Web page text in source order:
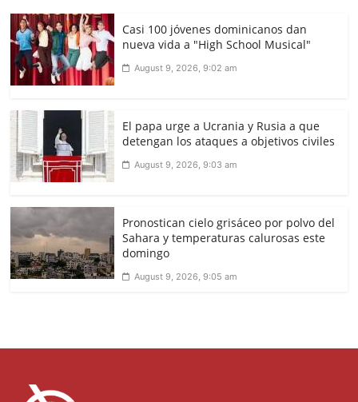
Casi 100 jóvenes dominicanos dan
nueva vida a "High School Musical"
August 9, 2026, 9:02 am
El papa urge a Ucrania y Rusia a que
detengan los ataques a objetivos civiles
August 9, 2026, 9:03 am
Pronostican cielo grisáceo por polvo del
Sahara y temperaturas calurosas este
domingo
August 9, 2026, 9:05 am